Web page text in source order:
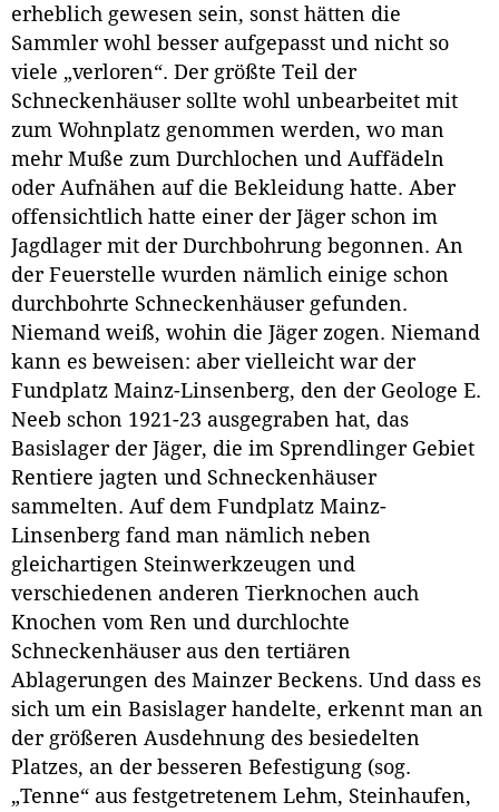
erheblich gewesen sein, sonst hätten die
Sammler wohl besser aufgepasst und nicht so
viele „verloren“. Der größte Teil der
Schneckenhäuser sollte wohl unbearbeitet mit
zum Wohnplatz genommen werden, wo man
mehr Muße zum Durchlochen und Auffädeln
oder Aufnähen auf die Bekleidung hatte. Aber
offensichtlich hatte einer der Jäger schon im
Jagdlager mit der Durchbohrung begonnen. An
der Feuerstelle wurden nämlich einige schon
durchbohrte Schneckenhäuser gefunden.
Niemand weiß, wohin die Jäger zogen. Niemand
kann es beweisen: aber vielleicht war der
Fundplatz Mainz-Linsenberg, den der Geologe E.
Neeb schon 1921-23 ausgegraben hat, das
Basislager der Jäger, die im Sprendlinger Gebiet
Rentiere jagten und Schneckenhäuser
sammelten. Auf dem Fundplatz Mainz-
Linsenberg fand man nämlich neben
gleichartigen Steinwerkzeugen und
verschiedenen anderen Tierknochen auch
Knochen vom Ren und durchlochte
Schneckenhäuser aus den tertiären
Ablagerungen des Mainzer Beckens. Und dass es
sich um ein Basislager handelte, erkennt man an
der größeren Ausdehnung des besiedelten
Platzes, an der besseren Befestigung (sog.
„Tenne“ aus festgetretenem Lehm, Steinhaufen,